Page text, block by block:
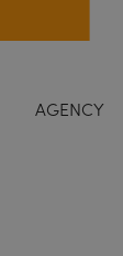
AGENCY